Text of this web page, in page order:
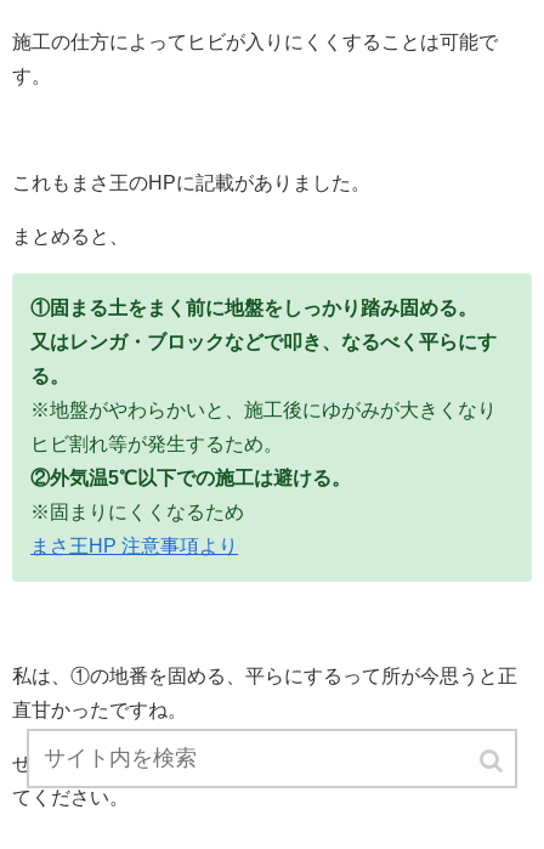
施工の仕方によってヒビが入りにくくすることは可能で
す。
これもまさ王のHPに記載がありました。
まとめると、
①固まる土をまく前に地盤をしっかり踏み固める。
又はレンガ・ブロックなどで叩き、なるべく平らにす
る。
※地盤がやわらかいと、施工後にゆがみが大きくなり
ヒビ割れ等が発生するため。
②外気温5℃以下での施工は避ける。
※固まりにくくなるため
まさ王HP 注意事項より
私は、①の地番を固める、平らにするって所が今思うと正
直甘かったですね。
ぜひこれから施工する人はこの注意点を参考に施工してみ
てください。